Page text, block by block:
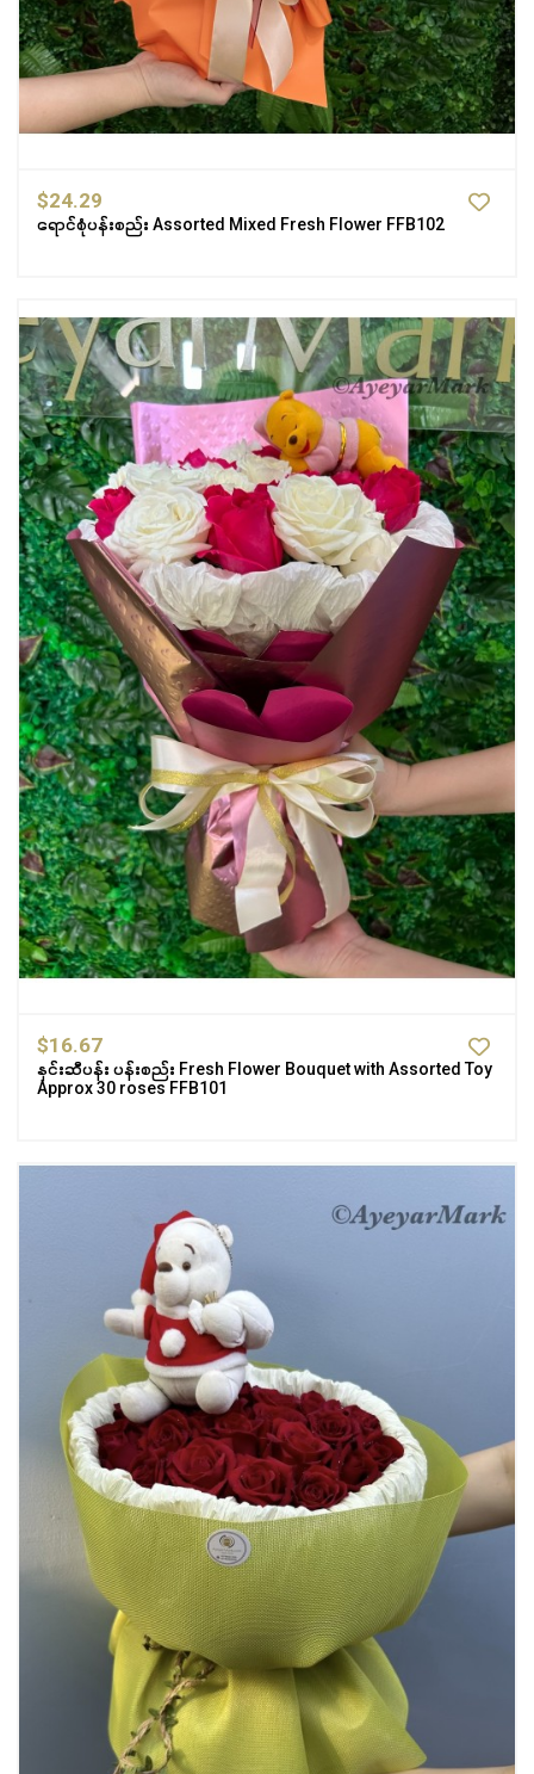
$24.29
ရောင်စုံပန်းစည်း Assorted Mixed Fresh Flower FFB102
$16.67
နှင်းဆီပန်း ပန်းစည်း Fresh Flower Bouquet with Assorted Toy
Approx 30 roses FFB101